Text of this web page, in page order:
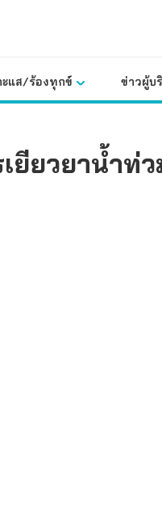
ะแส/ร้องทุกข์ ข่าวผู้บ
ยียวยาน้ำท่